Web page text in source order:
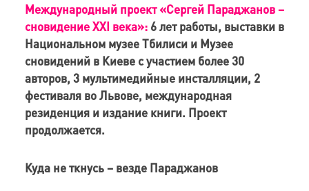
Международный проект «Сергей Параджанов –
сновидение ХХІ века»: 6 лет работы, выставки в
Национальном музее Тбилиси и Музее
сновидений в Киеве с участием более 30
авторов, 3 мультимедийные инсталляции, 2
фестиваля во Львове, международная
резиденция и издание книги. Проект
продолжается.
Куда не ткнусь – везде Параджанов